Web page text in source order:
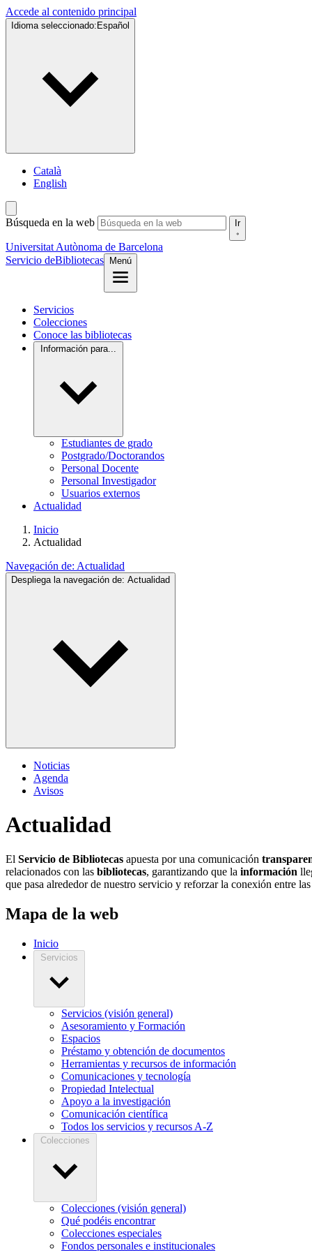
Accede al contenido principal
Idioma seleccionado: Español
Català
English
Búsqueda en la web Ir
Universitat Autònoma de Barcelona
Servicio deBibliotecas Menú
Servicios
Colecciones
Conoce las bibliotecas
Información para...
Estudiantes de grado
Postgrado/Doctorandos
Personal Docente
Personal Investigador
Usuarios externos
Actualidad
Inicio
Actualidad
Navegación de: Actualidad
Despliega la navegación de: Actualidad
Noticias
Agenda
Avisos
Actualidad
El Servicio de Bibliotecas apuesta por una comunicación
relacionados con las bibliotecas, garantizando que la información
que pasa alrededor de nuestro servicio y reforzar la conexión entre
Mapa de la web
Inicio
Servicios
Servicios (visión general)
Asesoramiento y Formación
Espacios
Préstamo y obtención de documentos
Herramientas y recursos de información
Comunicaciones y tecnología
Propiedad Intelectual
Apoyo a la investigación
Comunicación científica
Todos los servicios y recursos A-Z
Colecciones
Colecciones (visión general)
Qué podéis encontrar
Colecciones especiales
Fondos personales e institucionales